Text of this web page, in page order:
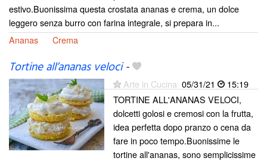
estivo.Buonissima questa crostata ananas e crema, un dolce
leggero senza burro con farina integrale, si prepara in...
Ananas
Crema
Tortine all’ananas veloci-
Arte in Cucina 05/31/21
15:19
TORTINE ALL'ANANAS VELOCI,
dolcetti golosi e cremosi con la frutta,
idea perfetta dopo pranzo o cena da
fare in poco tempo.Buonissime le
tortine all'ananas, sono semplicissime